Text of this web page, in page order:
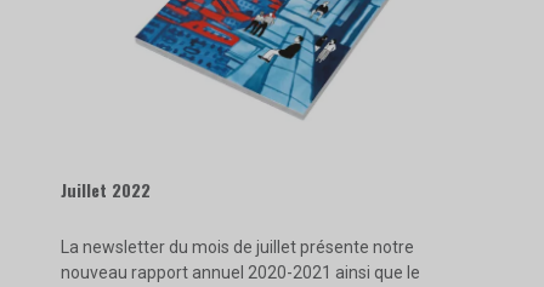
Juillet 2022
La newsletter du mois de juillet présente notre
nouveau rapport annuel 2020-2021 ainsi que le